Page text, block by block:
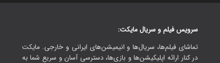
سرویس فیلم و سریال مایکت:
تماشای فیلم‌ها، سریال‌ها و انیمیشن‌های ایرانی و خارجی. مایکت
در کنار ارائه اپلیکیشن‌ها و بازی‌ها، دسترسی آسان و سریع شما به